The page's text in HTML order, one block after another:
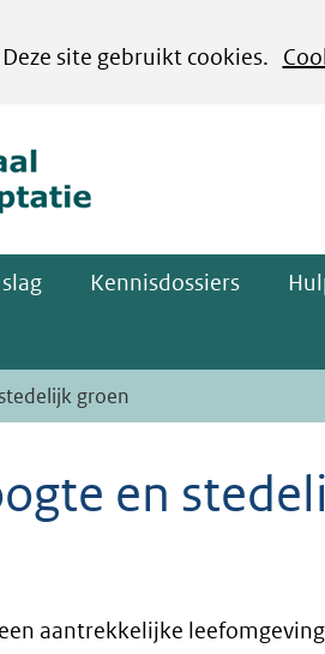
Deze site gebruikt cookies.
Kennisdossiers
groen
en
aantrekkelijke